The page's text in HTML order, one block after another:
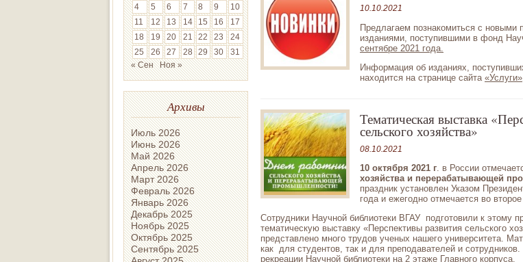
4
5 6 7 8 9
10
11
12 13 14 15 16
17
18
19 20 21 22 23
24
25
26 27 28 29 30
31
« Сен
Ноя »
Архивы
Июль 2026
Июнь 2026
Май 2026
Апрель 2026
Март 2026
Февраль 2026
Январь 2026
Декабрь 2025
Ноябрь 2025
Октябрь 2025
Сентябрь 2025
10.10.2021
Предлагаем познакомиться с новыми
изданиями, поступившими в фонд
сентябре 2021 года.
Информация об изданиях,
находится на странице сайта «Услуги»
Тематическая выставка
сельского хозяйства»
08.10.2021
10 октября 2021 г. в России
хозяйства и перерабатывающей
праздник установлен Указом
года и ежегодно отмечается во
Сотрудники Научной библиотеки ВГАУ подготовили к этому
тематическую выставку «Перспективы развития сельского
представлено много трудов ученых нашего университета.
как для студентов, так и для преподавателей и
рекреации Научной библиотеки на 2 этаже Главного корпуса.